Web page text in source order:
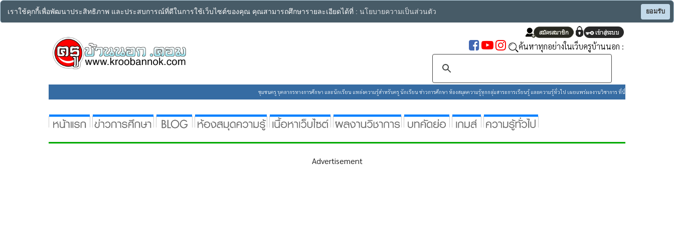
เราใช้คุกกี้เพื่อพัฒนาประสิทธิภาพ และประสบการณ์ที่ดีในการใช้เว็บไซต์ของคุณ คุณสามารถศึกษารายละเอียดได้ที่ : นโยบายความเป็นส่วนตัว ยอมรับ
ค้นหาทุกอย่างในเว็บครูบ้านนอก :
ชุมชนครู บุคลากรทางการศึกษา และนักเรียน แหล่งความรู้สำหรับครู นักเรียน ข่าวการศึกษา ห้องสมุดความรู้ทุกกลุ่มสาระการเรียนรู้ และความรู้ทั่วไป เผยแพร่ผลงานวิชาการ ที่นี่
Advertisement